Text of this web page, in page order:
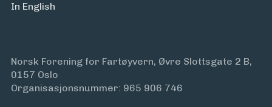
In English
Norsk Forening for Fartøyvern, Øvre Slottsgate 2 B,
0157 Oslo
Organisasjonsnummer: 965 906 746